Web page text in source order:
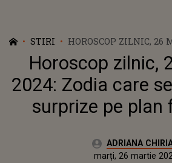
STIRI
HOROSCOP ZILNIC, 26
CARE SE BUCURĂ DE
FINANCIAR
Horoscop zilnic,
2024: Zodia care
surprize pe plan
Autor:ADRIANA
Actualizat:
marți, 26 martie